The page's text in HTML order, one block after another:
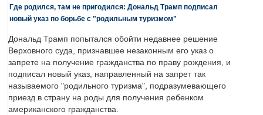
Где родился, там не пригодился: Дональд Трамп подписал
новый указ по борьбе с "родильным туризмом"
Дональд Трамп попытался обойти недавнее решение
Верховного суда, признавшее незаконным его указ о
запрете на получение гражданства по праву рождения, и
подписал новый указ, направленный на запрет так
называемого "родильного туризма", подразумевающего
приезд в страну на роды для получения ребенком
американского гражданства.